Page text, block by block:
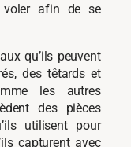
voler afin de se
qu’ils peuvent
des têtards et
les autres
des pièces
utilisent pour
capturent avec